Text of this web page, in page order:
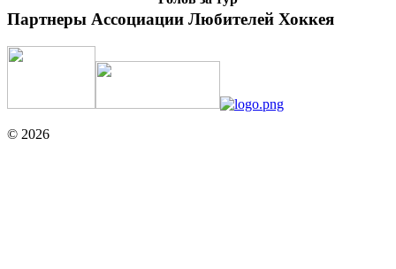
Партнеры Ассоциации Любителей Хоккея
© 2026